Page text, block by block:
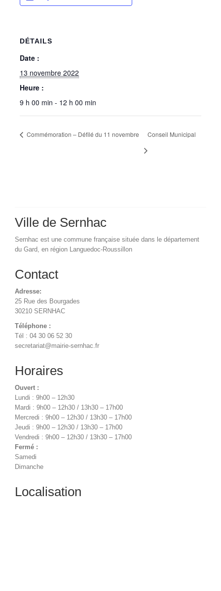
DÉTAILS
Date :
13 novembre 2022
Heure :
9 h 00 min - 12 h 00 min
Commémoration – Défilé du 11 novembre Conseil Municipal
Ville de Sernhac
Sernhac est une commune française située dans le département
du Gard, en région Languedoc-Roussillon
Contact
Adresse:
25 Rue des Bourgades
30210 SERNHAC
Téléphone :
Tél : 04 30 06 52 30
secretariat@mairie-sernhac.fr
Horaires
Ouvert :
Lundi : 9h00 – 12h30
Mardi : 9h00 – 12h30 / 13h30 – 17h00
Mercredi : 9h00 – 12h30 / 13h30 – 17h00
Jeudi : 9h00 – 12h30 / 13h30 – 17h00
Vendredi : 9h00 – 12h30 / 13h30 – 17h00
Fermé :
Samedi
Dimanche
Localisation